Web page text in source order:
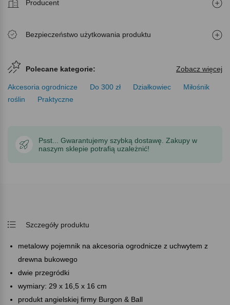
Producent
Bezpieczeństwo użytkowania produktu
Polecane kategorie: Zobacz więcej
Akcesoria ogrodnicze Do 300 zł Działkowiec
Miłośnik
roślin
Praktyczne
Psst... Gwarantujemy szybką dostawę. Zakupy w
naszym sklepie potrafią uzależnić!
Szczegóły produktu
metalowy pojemnik na akcesoria ogrodnicze z uchwytem z
drewna bukowego
dwie przegródki
wymiary: 29 x 16,5 x 16 cm
produkt angielskiej firmy Burgon & Ball